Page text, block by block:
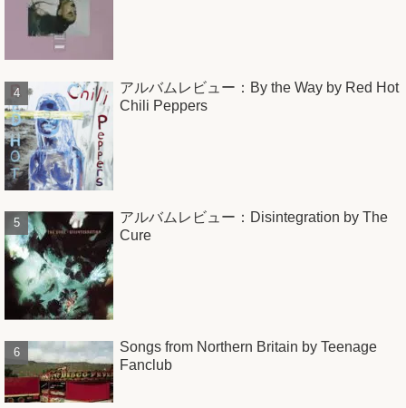
アルバムレビュー：By the Way by Red Hot
Chili Peppers
アルバムレビュー：Disintegration by The
Cure
Songs from Northern Britain by Teenage
Fanclub